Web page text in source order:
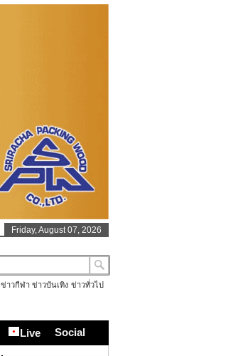
Friday, August 07, 2026
ข่าวกีฬา ข่าวบันเทิง ข่าวทั่วไป
Live Social